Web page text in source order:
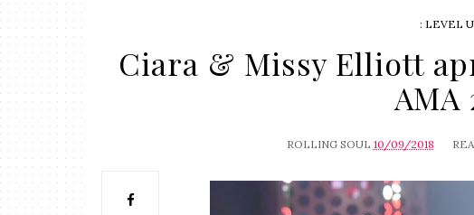
: LEVEL
Ciara & Missy Elliott
AMA
ROLLING SOUL 10/09/2018